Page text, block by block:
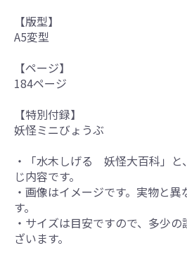
【版型】
A5変型
【ページ】
184ページ
【特別付録】
妖怪ミニびょうぶ
・「水木しげる 妖怪大百科」と
じ内容です。
・画像はイメージです。実物と
す。
・サイズは目安ですので、多少
ざいます。